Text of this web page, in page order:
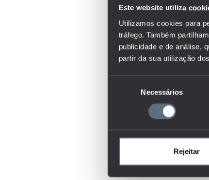
Este website utiliza
Utilizamos cookies para
tráfego. Também
publicidade e de análise,
partir da sua utilização
consentimento
Necessários
Rejeitar